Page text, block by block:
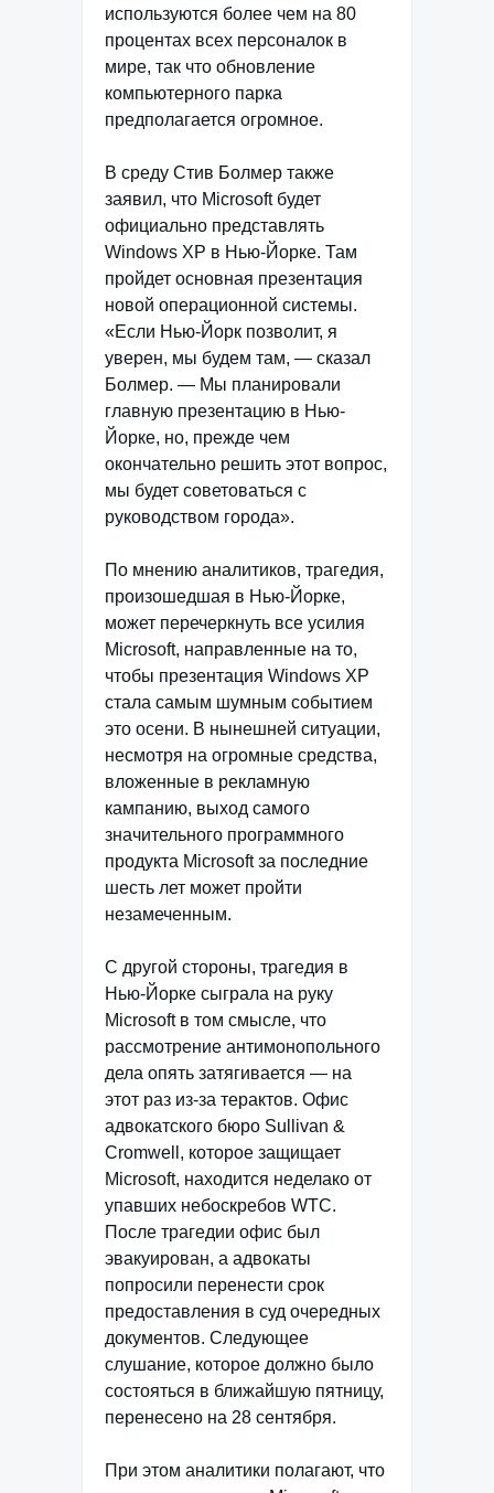
используются более чем на 80
процентах всех персоналок в
мире, так что обновление
компьютерного парка
предполагается огромное.
В среду Стив Болмер также
заявил, что Microsoft будет
официально представлять
Windows XP в Нью-Йорке. Там
пройдет основная презентация
новой операционной системы.
«Если Нью-Йорк позволит, я
уверен, мы будем там, — сказал
Болмер. — Мы планировали
главную презентацию в Нью-
Йорке, но, прежде чем
окончательно решить этот вопрос,
мы будет советоваться с
руководством города».
По мнению аналитиков, трагедия,
произошедшая в Нью-Йорке,
может перечеркнуть все усилия
Microsoft, направленные на то,
чтобы презентация Windows XP
стала самым шумным событием
это осени. В нынешней ситуации,
несмотря на огромные средства,
вложенные в рекламную
кампанию, выход самого
значительного программного
продукта Microsoft за последние
шесть лет может пройти
незамеченным.
С другой стороны, трагедия в
Нью-Йорке сыграла на руку
Microsoft в том смысле, что
рассмотрение антимонопольного
дела опять затягивается — на
этот раз из-за терактов. Офис
адвокатского бюро Sullivan &
Cromwell, которое защищает
Microsoft, находится неделако от
упавших небоскребов WTC.
После трагедии офис был
эвакуирован, а адвокаты
попросили перенести срок
предоставления в суд очередных
документов. Следующее
слушание, которое должно было
состояться в ближайшую пятницу,
перенесено на 28 сентября.
При этом аналитики полагают, что